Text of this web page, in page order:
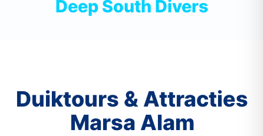
Deep South Divers
Duiktours & Attracties
Marsa Alam